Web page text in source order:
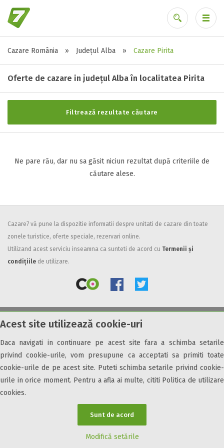
Acest site utilizează cookie-uri
Daca navigati in continuare pe acest site fara a schimba setarile
privind cookie-urile, vom presupune ca acceptati sa primiti toate
cookie-urile de pe acest site. Puteti schimba setarile privind cookie-
urile in orice moment. Pentru a afla ai multe, cititi Politica de utilizare
cookies.
Sunt de acord
Modifică setările
Cazare România » Județul Alba » Cazare Pirita
Oferte de cazare in județul Alba în localitatea Pirita
Filtrează rezultate căutare
Stele / margarete
Neclasificat
2 stele / margarete
3 stele / margarete
Facilități
Internet wireless
All inclusive
Pensiune completa
Demipensiune
Mic dejun
Accepta animale
Accepta voucher vacanta
Acces persoane cu dizabilități
Ne pare rău, dar nu sa găsit niciun rezultat după criteriile de
căutare alese.
Cazare7 vă pune la dispozitie informatii despre unitati de cazare din toate
zonele turistice, oferte speciale, rezervari online.
Utilizand acest serviciu inseamna ca sunteti de acord cu Termenii și
condițiile de utilizare.
© 2026 Cazare7. Toate drepturile rezervate.
Obiective turistice Informații utile Parteneri Cazare7 Harta Cazare7